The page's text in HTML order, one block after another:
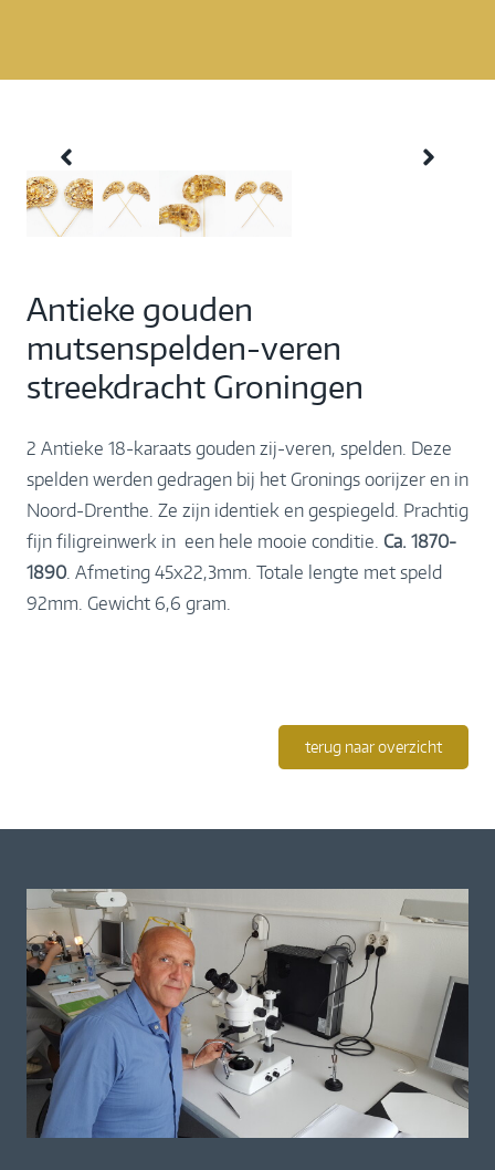
Antieke gouden
mutsenspelden-veren
streekdracht Groningen
2 Antieke 18-karaats gouden zij-veren, spelden. Deze
spelden werden gedragen bij het Gronings oorijzer en in
Noord-Drenthe. Ze zijn identiek en gespiegeld. Prachtig
fijn filigreinwerk in een hele mooie conditie. Ca. 1870-
1890. Afmeting 45x22,3mm. Totale lengte met speld
92mm. Gewicht 6,6 gram.
terug naar overzicht